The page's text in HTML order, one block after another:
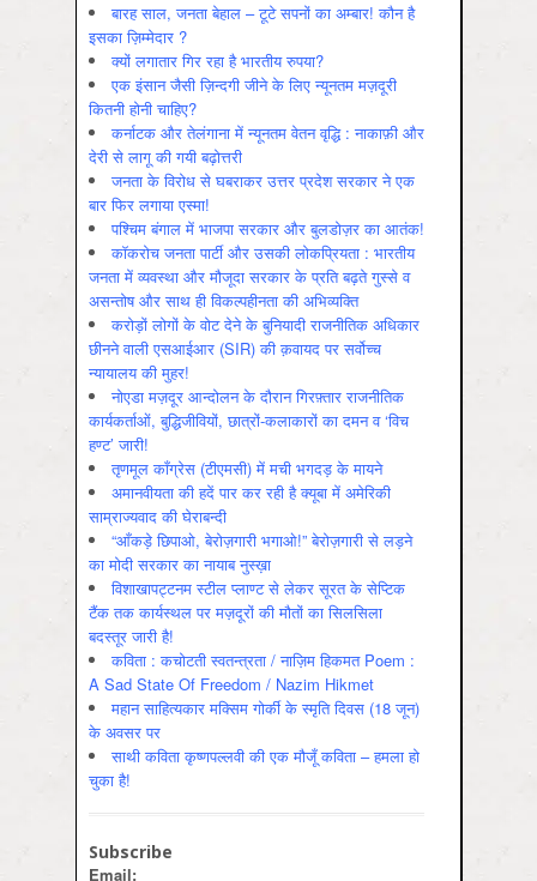
बारह साल, जनता बेहाल – टूटे सपनों का अम्बार! कौन है
इसका ज़िम्मेदार ?
क्यों लगातार गिर रहा है भारतीय रुपया?
एक इंसान जैसी ज़िन्दगी जीने के लिए न्यूनतम मज़दूरी
कितनी होनी चाहिए?
कर्नाटक और तेलंगाना में न्यूनतम वेतन वृद्धि : नाकाफ़ी और
देरी से लागू की गयी बढ़ोत्तरी
जनता के विरोध से घबराकर उत्तर प्रदेश सरकार ने एक
बार फिर लगाया एस्मा!
पश्चिम बंगाल में भाजपा सरकार और बुलडोज़र का आतंक!
कॉकरोच जनता पार्टी और उसकी लोकप्रियता : भारतीय
जनता में व्‍यवस्‍था और मौजूदा सरकार के प्रति बढ़ते गुस्‍से व
असन्‍तोष और साथ ही विकल्‍पहीनता की अभिव्‍यक्ति
करोड़ों लोगों के वोट देने के बुनियादी राजनीतिक अधिकार
छीनने वाली एसआईआर (SIR) की क़वायद पर सर्वोच्च
न्यायालय की मुहर!
नोएडा मज़दूर आन्दोलन के दौरान गिरफ़्तार राजनीतिक
कार्यकर्ताओं, बुद्धिजीवियों, छात्रों-कलाकारों का दमन व ‘विच
हण्ट’ जारी!
तृणमूल काँग्रेस (टीएमसी) में मची भगदड़ के मायने
अमानवीयता की हदें पार कर रही है क्यूबा में अमेरिकी
साम्राज्यवाद की घेराबन्दी
“आँकड़े छिपाओ, बेरोज़गारी भगाओ!” बेरोज़गारी से लड़ने
का मोदी सरकार का नायाब नुस्ख़ा
विशाखापट्टनम स्टील प्लाण्ट से लेकर सूरत के सेप्टिक
टैंक तक कार्यस्थल पर मज़दूरों की मौतों का सिलसिला
बदस्तूर जारी है!
कविता : कचोटती स्वतन्त्रता / नाज़िम हिकमत Poem :
A Sad State Of Freedom / Nazim Hikmet
महान साहित्यकार मक्सिम गोर्की के स्मृति दिवस (18 जून)
के अवसर पर
साथी कविता कृष्णपल्लवी की एक मौजूँ कविता – हमला हो
चुका है!
Subscribe
Email: